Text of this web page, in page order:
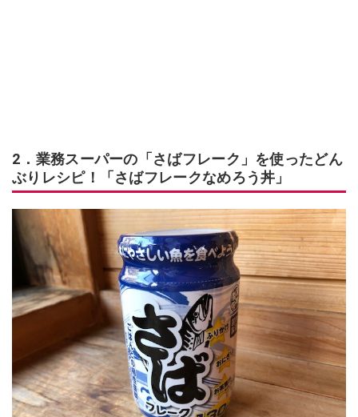
2．業務スーパーの「さばフレーク」を使ったどん
ぶりレシピ！「さばフレークなめろう丼」